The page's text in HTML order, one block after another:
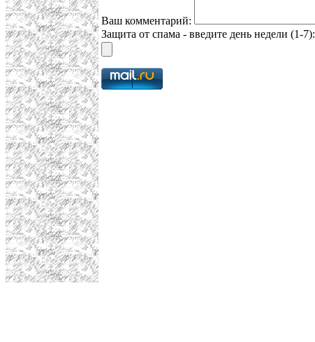
Ваш комментарий:
Защита от спама - введите день недели (1-7):